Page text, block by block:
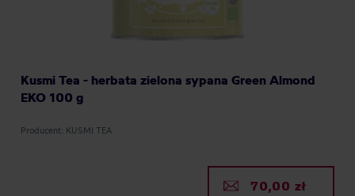
Kusmi Tea - herbata zielona sypana Green Almond
EKO 100 g
Producent: KUSMI TEA
70,00 zł